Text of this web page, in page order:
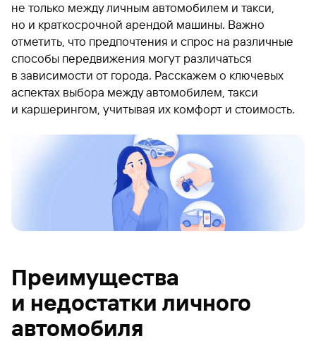
не только между личным автомобилем и такси,
но и краткосрочной арендой машины. Важно
отметить, что предпочтения и спрос на различные
способы передвижения могут различаться
в зависимости от города. Расскажем о ключевых
аспектах выбора между автомобилем, такси
и каршерингом, учитывая их комфорт и стоимость.
Преимущества
и недостатки личного
автомобиля